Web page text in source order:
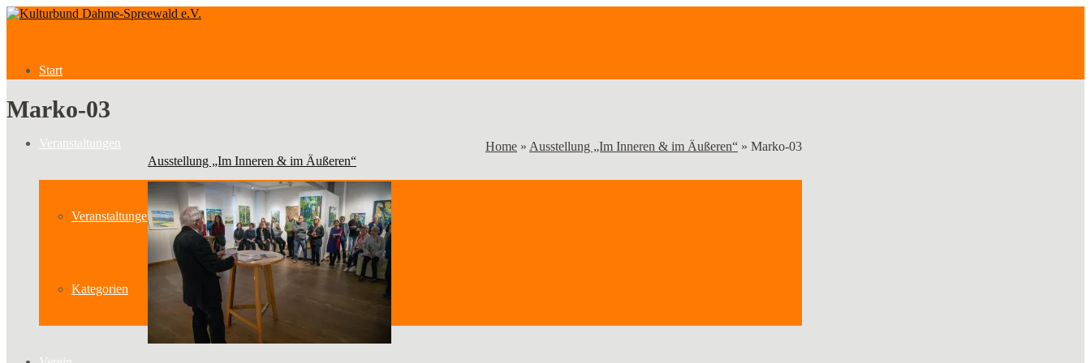
Start
Veranstaltungen
Veranstaltungen
Kategorien
Marko-03
Home » Ausstellung „Im Inneren & im Äußeren“ » Marko-03
Ausstellung „Im Inneren & im Äußeren“